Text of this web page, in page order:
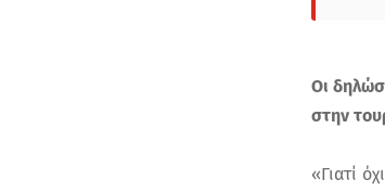
Οι
στην
«Γιατί